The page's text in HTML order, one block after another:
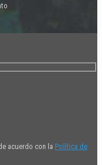
acuerdo con la Política de